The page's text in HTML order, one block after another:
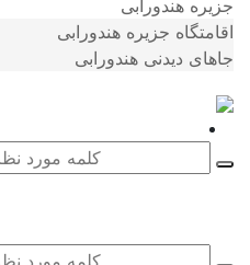
جزیره هندورابی
اقامتگاه جزیره هندورابی
جاهای دیدنی هندورابی